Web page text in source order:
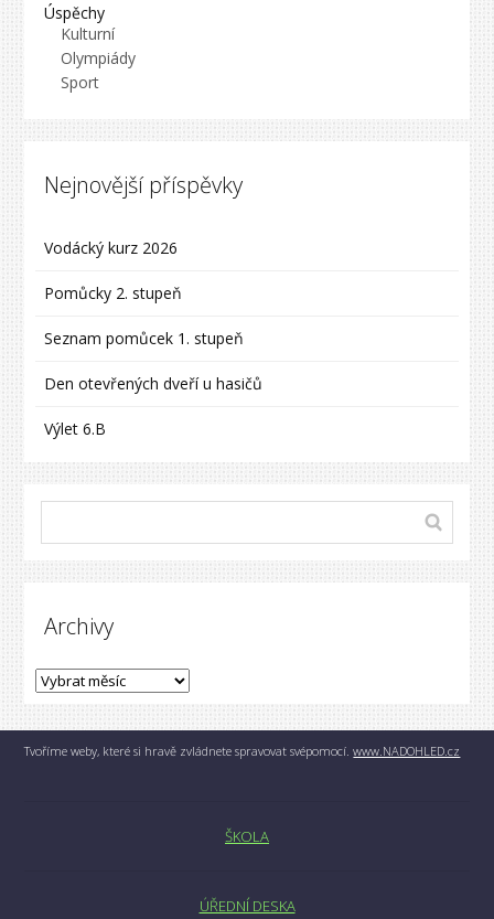
Úspěchy
Kulturní
Olympiády
Sport
Nejnovější příspěvky
Vodácký kurz 2026
Pomůcky 2. stupeň
Seznam pomůcek 1. stupeň
Den otevřených dveří u hasičů
Výlet 6.B
Archivy
Tvoříme weby, které si hravě zvládnete spravovat svépomocí.www.NADOHLED.cz
ŠKOLA
ÚŘEDNÍ DESKA